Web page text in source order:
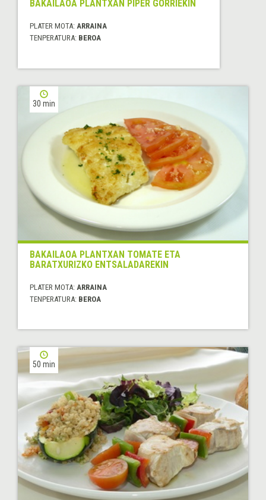
BAKAILAOA PLANTXAN PIPER GORRIEKIN
PLATER MOTA: ARRAINA
TENPERATURA: BEROA
30 min
BAKAILAOA PLANTXAN TOMATE ETA
BARATXURIZKO ENTSALADAREKIN
PLATER MOTA: ARRAINA
TENPERATURA: BEROA
50 min